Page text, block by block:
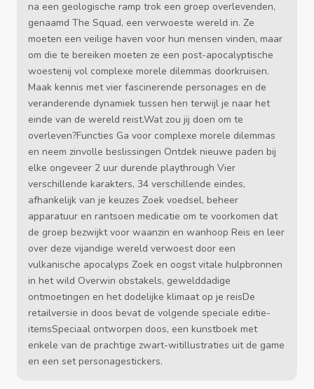
na een geologische ramp trok een groep overlevenden,
genaamd The Squad, een verwoeste wereld in. Ze
moeten een veilige haven voor hun mensen vinden, maar
om die te bereiken moeten ze een post-apocalyptische
woestenij vol complexe morele dilemmas doorkruisen.
Maak kennis met vier fascinerende personages en de
veranderende dynamiek tussen hen terwijl je naar het
einde van de wereld reist.Wat zou jij doen om te
overleven?Functies Ga voor complexe morele dilemmas
en neem zinvolle beslissingen Ontdek nieuwe paden bij
elke ongeveer 2 uur durende playthrough Vier
verschillende karakters, 34 verschillende eindes,
afhankelijk van je keuzes Zoek voedsel, beheer
apparatuur en rantsoen medicatie om te voorkomen dat
de groep bezwijkt voor waanzin en wanhoop Reis en leer
over deze vijandige wereld verwoest door een
vulkanische apocalyps Zoek en oogst vitale hulpbronnen
in het wild Overwin obstakels, gewelddadige
ontmoetingen en het dodelijke klimaat op je reisDe
retailversie in doos bevat de volgende speciale editie-
itemsSpeciaal ontworpen doos, een kunstboek met
enkele van de prachtige zwart-witillustraties uit de game
en een set personagestickers.